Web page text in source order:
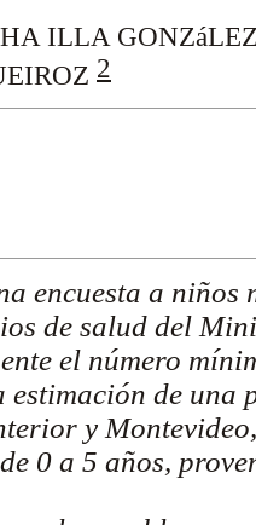
ILLA
2
encuesta a
de salud del
el número
estimación de
y
0 a 5 años,